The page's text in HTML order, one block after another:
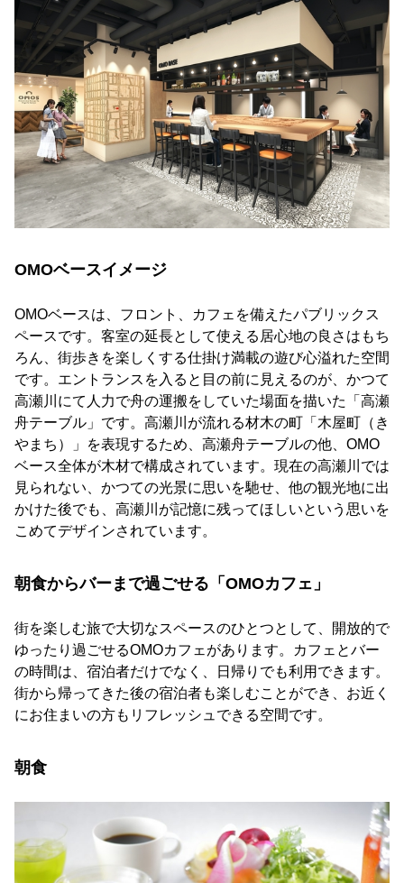
OMOベースイメージ
OMOベースは、フロント、カフェを備えたパブリックス
ペースです。客室の延長として使える居心地の良さはもち
ろん、街歩きを楽しくする仕掛け満載の遊び心溢れた空間
です。エントランスを入ると目の前に見えるのが、かつて
高瀬川にて人力で舟の運搬をしていた場面を描いた「高瀬
舟テーブル」です。高瀬川が流れる材木の町「木屋町（き
やまち）」を表現するため、高瀬舟テーブルの他、OMO
ベース全体が木材で構成されています。現在の高瀬川では
見られない、かつての光景に思いを馳せ、他の観光地に出
かけた後でも、高瀬川が記憶に残ってほしいという思いを
こめてデザインされています。
朝食からバーまで過ごせる「OMOカフェ」
街を楽しむ旅で大切なスペースのひとつとして、開放的で
ゆったり過ごせるOMOカフェがあります。カフェとバー
の時間は、宿泊者だけでなく、日帰りでも利用できます。
街から帰ってきた後の宿泊者も楽しむことができ、お近く
にお住まいの方もリフレッシュできる空間です。
朝食